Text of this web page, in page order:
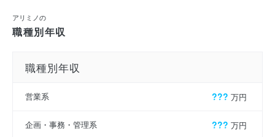
アリミノの
職種別年収
職種別年収
営業系 ??? 万円
企画・事務・管理系 ??? 万円